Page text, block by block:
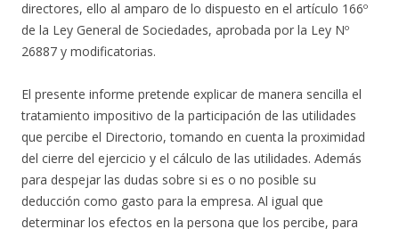
directores, ello al amparo de lo dispuesto en el artículo 166º
de la Ley General de Sociedades, aprobada por la Ley Nº
26887 y modificatorias.
El presente informe pretende explicar de manera sencilla el
tratamiento impositivo de la participación de las utilidades
que percibe el Directorio, tomando en cuenta la proximidad
del cierre del ejercicio y el cálculo de las utilidades. Además
para despejar las dudas sobre si es o no posible su
deducción como gasto para la empresa. Al igual que
determinar los efectos en la persona que los percibe, para